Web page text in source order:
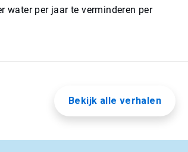
water per jaar te verminderen per
Bekijk alle verhalen